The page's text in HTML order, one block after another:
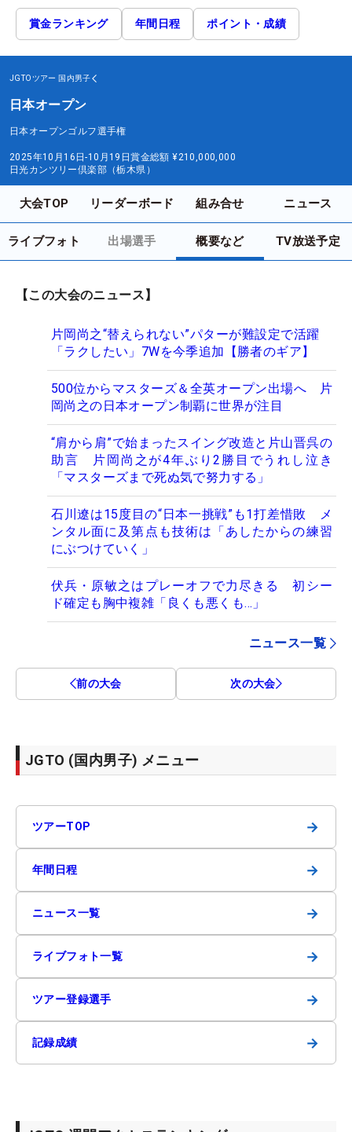
賞金ランキング 年間日程 ポイント・成績
JGTOツアー 国内男子
日本オープン
日本オープンゴルフ選手権
2025年10月16日-10月19日賞金総額 ¥210,000,000
日光カンツリー倶楽部（栃木県）
大会TOP リーダーボード 組み合せ ニュース
ライブフォト 出場選手 概要など TV放送予定
【この大会のニュース】
片岡尚之“替えられない”パターが難設定で活躍
「ラクしたい」7Wを今季追加【勝者のギア】
500位からマスターズ＆全英オープン出場へ 片
岡尚之の日本オープン制覇に世界が注目
“肩から肩”で始まったスイング改造と片山晋呉の
助言 片岡尚之が4年ぶり2勝目でうれし泣き
「マスターズまで死ぬ気で努力する」
石川遼は15度目の“日本一挑戦”も1打差惜敗 メ
ンタル面に及第点も技術は「あしたからの練習
にぶつけていく」
伏兵・原敏之はプレーオフで力尽きる 初シー
ド確定も胸中複雑「良くも悪くも…」
ニュース一覧
前の大会 次の大会
JGTO (国内男子) メニュー
ツアーTOP →
年間日程 →
ニュース一覧 →
ライブフォト一覧 →
ツアー登録選手 →
記録成績 →